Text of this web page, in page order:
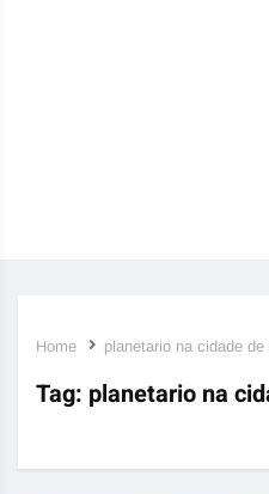
Home planetario na cidade
Tag: planetario na